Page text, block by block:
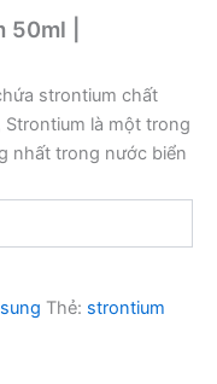
|
strontium chất
Strontium là một trong
nhất trong nước biển
Thẻ: strontium